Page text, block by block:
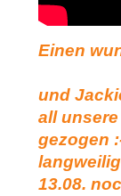
Einen
und
all
gezogen
13.08.